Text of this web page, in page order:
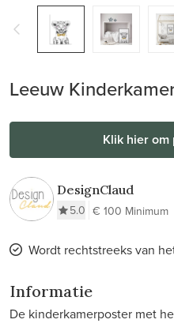
Leeuw
Klik hier
DesignClaud
5.0 € 100 Minimum
Wordt rechtstreeks van
Informatie
De kinderkamerposter met